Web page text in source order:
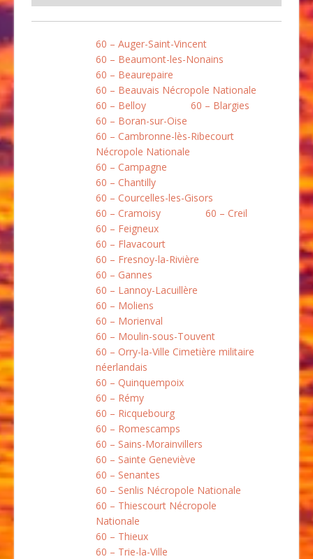
60 – Auger-Saint-Vincent
60 – Beaumont-les-Nonains
60 – Beaurepaire
60 – Beauvais Nécropole Nationale
60 – Belloy
60 – Blargies
60 – Boran-sur-Oise
60 – Cambronne-lès-Ribecourt
Nécropole Nationale
60 – Campagne
60 – Chantilly
60 – Courcelles-les-Gisors
60 – Cramoisy
60 – Creil
60 – Feigneux
60 – Flavacourt
60 – Fresnoy-la-Rivière
60 – Gannes
60 – Lannoy-Lacuillère
60 – Moliens
60 – Morienval
60 – Moulin-sous-Touvent
60 – Orry-la-Ville Cimetière militaire
néerlandais
60 – Quinquempoix
60 – Rémy
60 – Ricquebourg
60 – Romescamps
60 – Sains-Morainvillers
60 – Sainte Geneviève
60 – Senantes
60 – Senlis Nécropole Nationale
60 – Thiescourt Nécropole
Nationale
60 – Thieux
60 – Trie-la-Ville